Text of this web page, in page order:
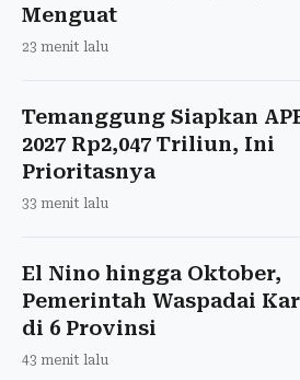
Menguat
23 menit lalu
Temanggung Siapkan
2027 Rp2,047 Triliun, Ini
Prioritasnya
33 menit lalu
El Nino hingga Oktober,
Pemerintah Waspadai
di 6 Provinsi
43 menit lalu